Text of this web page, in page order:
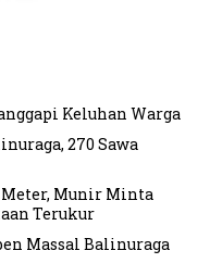
Keluhan Warga
270 Sawa
Meter, Munir Minta
Terukur
Massal Balinuraga